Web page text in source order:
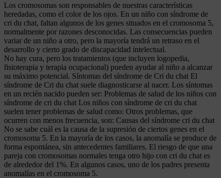
Los cromosomas son responsables de nuestras características
heredadas, como el color de los ojos. En un niño con síndrome de
cri du chat, faltan algunos de los genes situados en el cromosoma 5,
normalmente por razones desconocidas. Las consecuencias pueden
variar de un niño a otro, pero la mayoría tendrá un retraso en el
desarrollo y cierto grado de discapacidad intelectual.
No hay cura, pero los tratamientos (que incluyen logopedia,
fisioterapia y terapia ocupacional) pueden ayudar al niño a alcanzar
su máximo potencial. Síntomas del síndrome de Cri du chat El
síndrome de Cri du chat suele diagnosticarse al nacer. Los síntomas
en un recién nacido pueden ser: Problemas de salud de los niños con
síndrome de cri du chat Los niños con síndrome de cri du chat
suelen tener problemas de salud como: Otros problemas, que
ocurren con menos frecuencia, son: Causas del síndrome cri du chat
No se sabe cuál es la causa de la supresión de ciertos genes en el
cromosoma 5. En la mayoría de los casos, la anomalía se produce de
forma espontánea, sin antecedentes familiares. El riesgo de que una
pareja con cromosomas normales tenga otro hijo con cri du chat es
de alrededor del 1%. En algunos casos, uno de los padres presenta
anomalías en el cromosoma 5.